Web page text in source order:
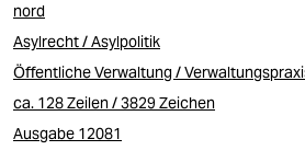
nord
Asylrecht / Asylpolitik
Öffentliche Verwaltung /
ca. 128 Zeilen / 3829 Zeichen
Ausgabe 12081